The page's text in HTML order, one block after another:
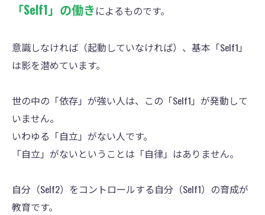
「Self1」の働きによるものです。
意識しなければ（起動していなければ）、基本「Self1」
は影を潜めています。
世の中の「依存」が強い人は、この「Self1」が発動して
いません。
いわゆる「自立」がない人です。
「自立」がないということは「自律」はありません。
自分（Self2）をコントロールする自分（Self1）の育成が
教育です。